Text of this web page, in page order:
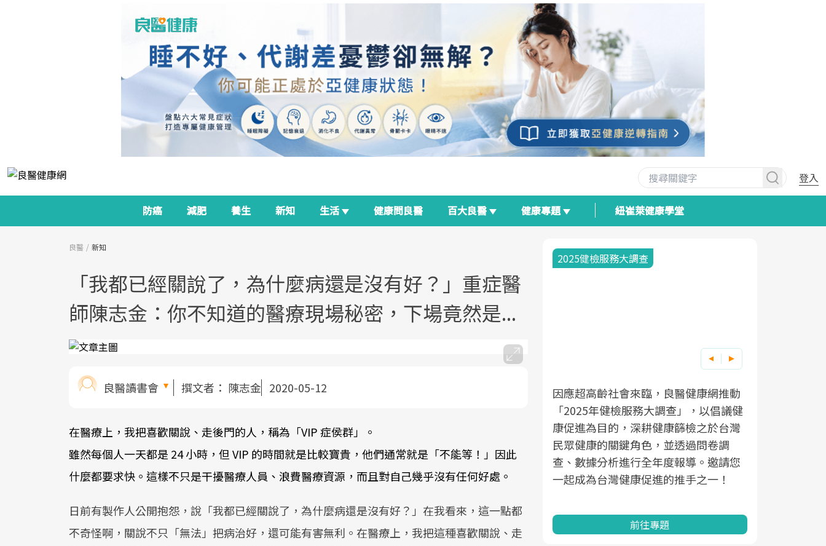
登入
防癌 減肥 養生 新知 生活 健康問良醫 百大良醫 健康專題 紐崔萊健康學堂
良醫 新知
「我都已經關說了，為什麼病還是沒有好？」重症醫
師陳志金：你不知道的醫療現場秘密，下場竟然是...
良醫讀書會 撰文者： 陳志金 2020-05-12
在醫療上，我把喜歡關說、走後門的人，稱為「VIP 症侯群」。
雖然每個人一天都是 24 小時，但 VIP 的時間就是比較寶貴，他們通常就是「不能等！」因此
什麼都要求快。這樣不只是干擾醫療人員、浪費醫療資源，而且對自己幾乎沒有任何好處。
日前有製作人公開抱怨，說「我都已經關說了，為什麼病還是沒有好？」在我看來，這一點都
不奇怪啊，關說不只「無法」把病治好，還可能有害無利。在醫療上，我把這種喜歡關說、走
政策如「健康台灣推動委員會」與「長
關注的核心議題。然而，健檢不只是醫
療院所的服務，更是民眾了解自身健康
前往專題
全面啟動你的健康革命！
前往專題
建立對亞健康的認知，進而引導實際的
前往專題
化，知道該如何照顧自己。
前往專題
2025健檢服務大調查
因應超高齡社會來臨，良醫健康網推動
「2025年健檢服務大調查」，以倡議健
康促進為目的，深耕健康篩檢之於台灣
民眾健康的關鍵角色，並透過問卷調
查、數據分析進行全年度報導。邀請您
一起成為台灣健康促進的推手之一！
前往專題